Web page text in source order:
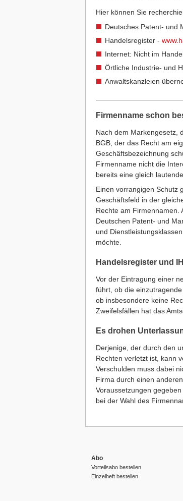
Hier können Sie
Deutsches Patent- und
Handelsregister -
Internet: Nicht im
Örtliche Industrie- und
Anwaltskanzleien
Firmenname schon
Nach dem Markengesetz,
BGB, der das Recht am
Geschäftsbezeichnung
Firmenname nicht die
bereits eine gleich
Einen vorrangigen Schutz
Geschäftsfeld in der
Rechte am Firmennamen.
Deutschen Patent- und
und
möchte.
Handelsregister und
Vor der Eintragung einer
führt, ob die
ob insbesondere keine
Zweifelsfällen hat das
Es drohen
Derjenige, der durch den
Rechten verletzt ist, kann
Verschulden muss dabei
Firma durch einen
Voraussetzungen
bei der Wahl des
Abo
Vorteilsabo bestellen
Einzelheft bestellen